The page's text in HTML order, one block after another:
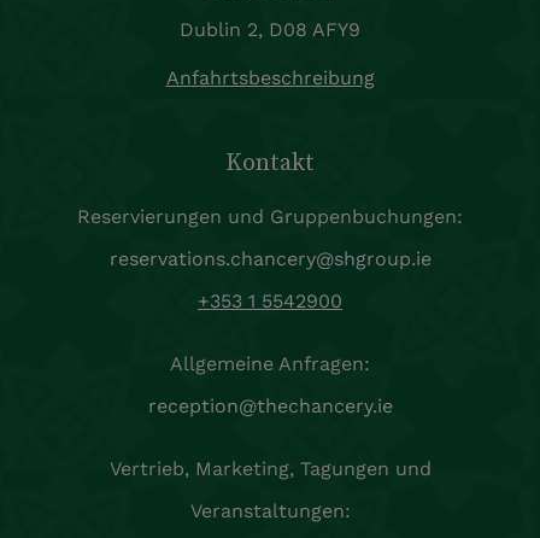
Dublin 2, D08 AFY9
Anfahrtsbeschreibung
Kontakt
Reservierungen und Gruppenbuchungen:
reservations.chancery@shgroup.ie
+353 1 5542900
Allgemeine Anfragen:
reception@thechancery.ie
Vertrieb, Marketing, Tagungen und
Veranstaltungen: